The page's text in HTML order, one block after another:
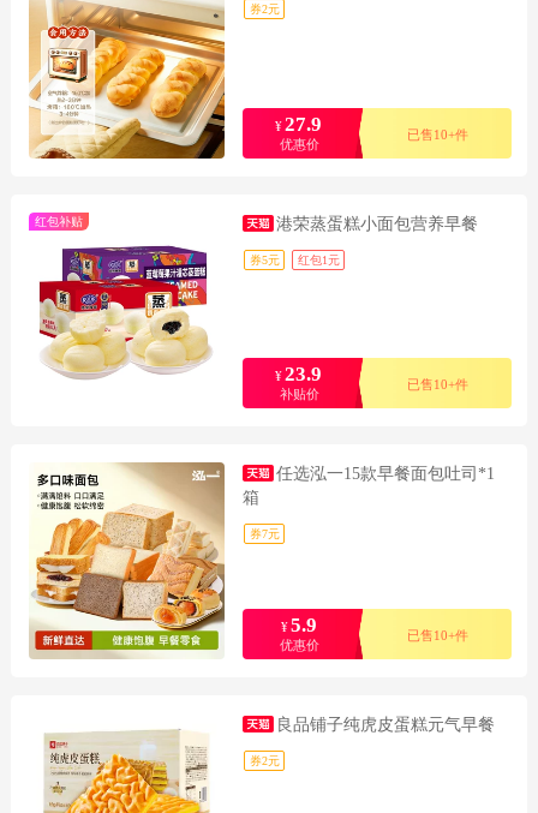
券2元
¥ 27.9
优惠价
已售10+件
红包补贴 港荣蒸蛋糕小面包营养早餐
券5元 红包1元
¥ 23.9
补贴价
已售10+件
任选泓一15款早餐面包吐司*1
箱
券7元
¥5.9
优惠价
已售10+件
良品铺子纯虎皮蛋糕元气早餐
券2元